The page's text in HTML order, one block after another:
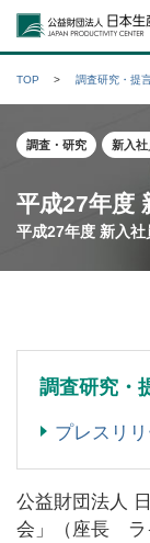
TOP 調査研究・提
調査・研究 新入
平成27年度
平成27年度 新入
調査研究・
プレスリ
公益財団法人
会」（座長 ラ